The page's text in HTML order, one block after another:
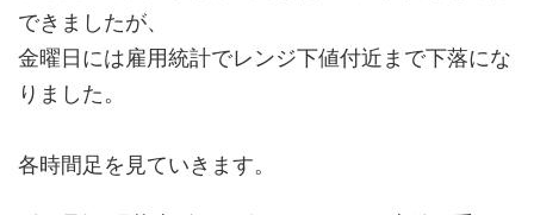
できましたが、
金曜日には雇用統計でレンジ下値付近まで下落にな
りました。
各時間足を見ていきます。